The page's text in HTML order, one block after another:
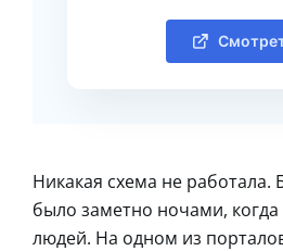
Никакая схема не работала.
было заметно ночами,
людей. На одном из